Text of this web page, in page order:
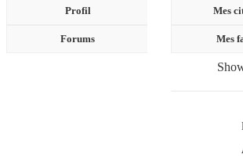
Profil
Forums
Mes
Mes